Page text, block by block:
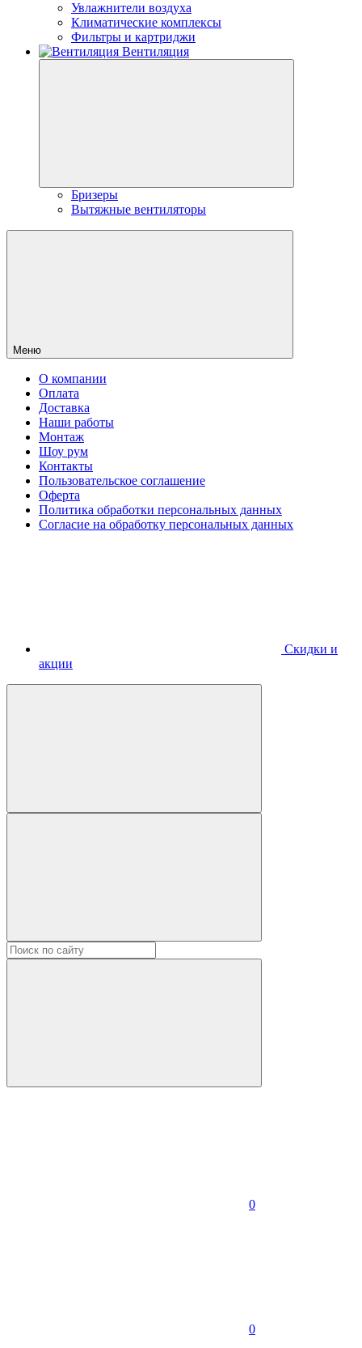
Увлажнители воздуха
Климатические комплексы
Фильтры и картриджи
Вентиляция
Бризеры
Вытяжные вентиляторы
Меню
О компании
Оплата
Доставка
Наши работы
Монтаж
Шоу рум
Контакты
Пользовательское соглашение
Оферта
Политика обработки персональных данных
Согласие на обработку персональных данных
Скидки и
акции
0
0